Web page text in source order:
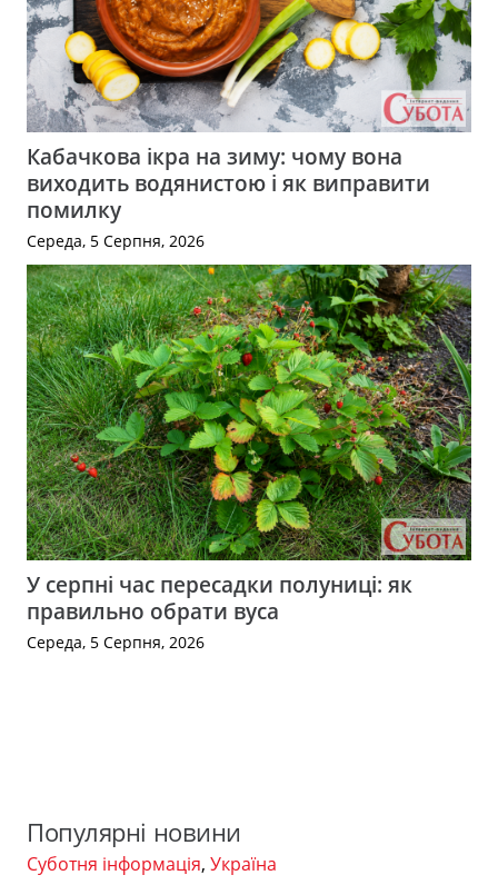
Кабачкова ікра на зиму: чому вона
виходить водянистою і як виправити
помилку
Середа, 5 Серпня, 2026
У серпні час пересадки полуниці: як
правильно обрати вуса
Середа, 5 Серпня, 2026
Популярні новини
Суботня інформація, Україна